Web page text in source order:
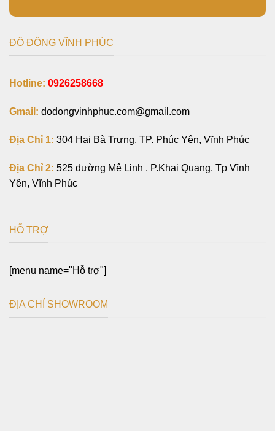
ĐỒ ĐỒNG VĨNH PHÚC
Hotline: 0926258668
Gmail: dodongvinhphuc.com@gmail.com
Địa Chỉ 1: 304 Hai Bà Trưng, TP. Phúc Yên, Vĩnh Phúc
Địa Chỉ 2: 525 đường Mê Linh . P.Khai Quang. Tp Vĩnh
Yên, Vĩnh Phúc
HỖ TRỢ
[menu name="Hỗ trợ"]
ĐỊA CHỈ SHOWROOM